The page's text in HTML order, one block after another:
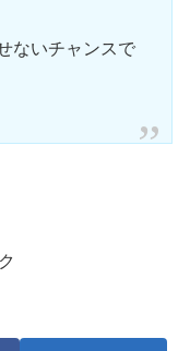
ないチャンスで